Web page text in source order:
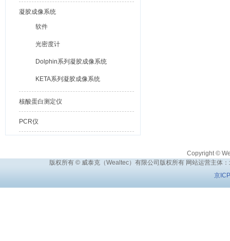
凝胶成像系统
软件
光密度计
Dolphin系列凝胶成像系统
KETA系列凝胶成像系统
核酸蛋白测定仪
PCR仪
Copyright ©
版权所有 © 威泰克（Wealtec）有限公司版权所有 网站运营主体
京